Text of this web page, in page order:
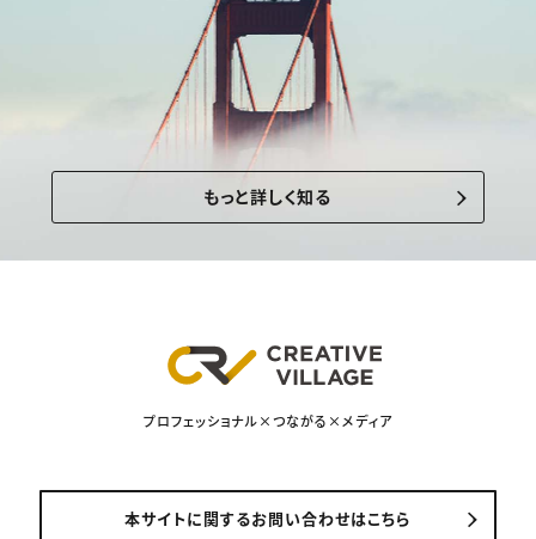
もっと詳しく知る
プロフェッショナル×つながる×メディア
本サイトに関するお問い合わせはこちら